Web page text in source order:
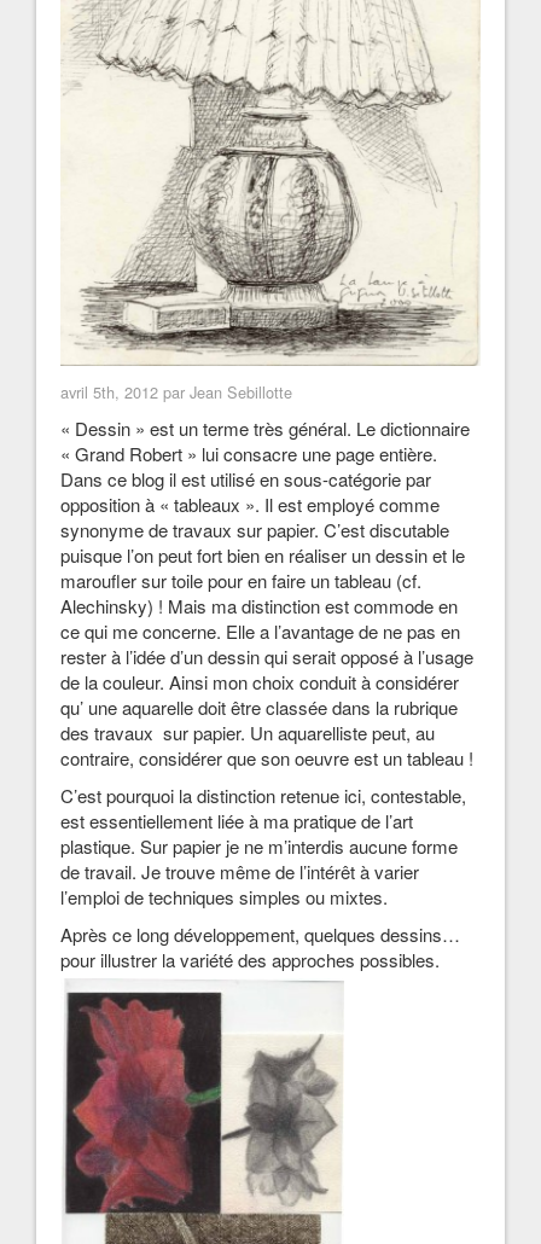
avril 5th, 2012 par Jean Sebillotte
« Dessin » est un terme très général. Le dictionnaire
« Grand Robert » lui consacre une page entière.
Dans ce blog il est utilisé en sous-catégorie par
opposition à « tableaux ». Il est employé comme
synonyme de travaux sur papier. C’est discutable
puisque l’on peut fort bien en réaliser un dessin et le
maroufler sur toile pour en faire un tableau (cf.
Alechinsky) ! Mais ma distinction est commode en
ce qui me concerne. Elle a l’avantage de ne pas en
rester à l’idée d’un dessin qui serait opposé à l’usage
de la couleur. Ainsi mon choix conduit à considérer
qu’ une aquarelle doit être classée dans la rubrique
des travaux sur papier. Un aquarelliste peut, au
contraire, considérer que son oeuvre est un tableau !
C’est pourquoi la distinction retenue ici, contestable,
est essentiellement liée à ma pratique de l’art
plastique. Sur papier je ne m’interdis aucune forme
de travail. Je trouve même de l’intérêt à varier
l’emploi de techniques simples ou mixtes.
Après ce long développement, quelques dessins…
pour illustrer la variété des approches possibles.